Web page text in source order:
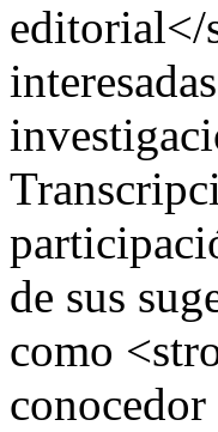
editorial</
de sus
como